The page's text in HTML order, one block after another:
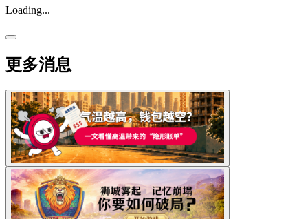
Loading...
更多消息